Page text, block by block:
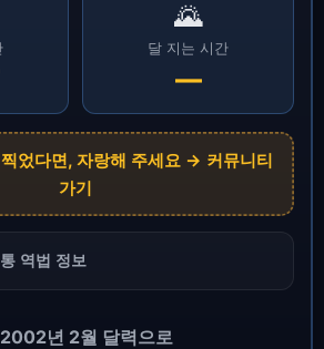
🌄
달 지는 시간
—
었다면, 자랑해 주세요 → 커뮤니티
가기
역법 정보
년 2월 달력으로